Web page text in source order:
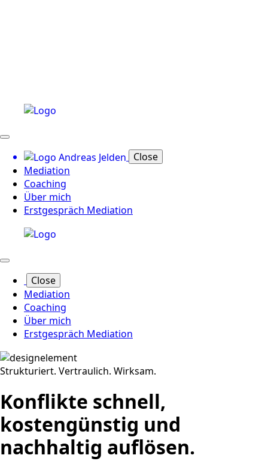
Close
Mediation
Coaching
Über mich
Erstgespräch Mediation
Close
Mediation
Coaching
Über mich
Erstgespräch Mediation
Strukturiert. Vertraulich. Wirksam.
Konflikte schnell,
kostengünstig und
nachhaltig auflösen.